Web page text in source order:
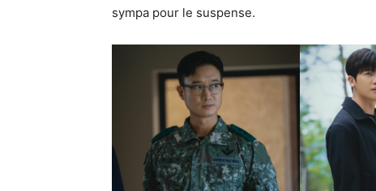
sympa pour le suspense.